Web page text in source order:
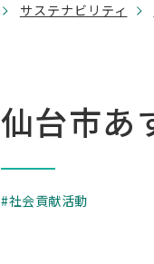
サステナビリティ
仙台市あ
社会貢献活動